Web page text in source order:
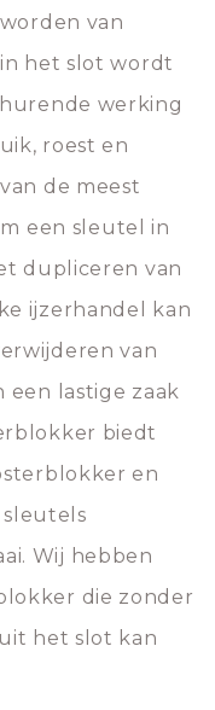
van
het slot wordt
werking
roest en
de meest
een sleutel in
dupliceren van
ijzerhandel kan
van
lastige zaak
biedt
en
Wij hebben
die zonder
het slot kan